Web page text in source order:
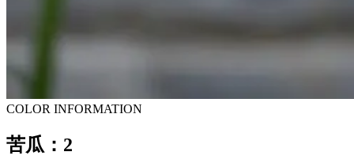
COLOR INFORMATION
苦瓜：2